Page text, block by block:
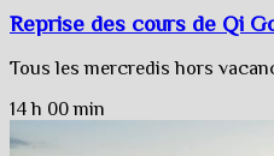
Reprise des cours de Qi
Tous les mercredis hors
14 h 00 min